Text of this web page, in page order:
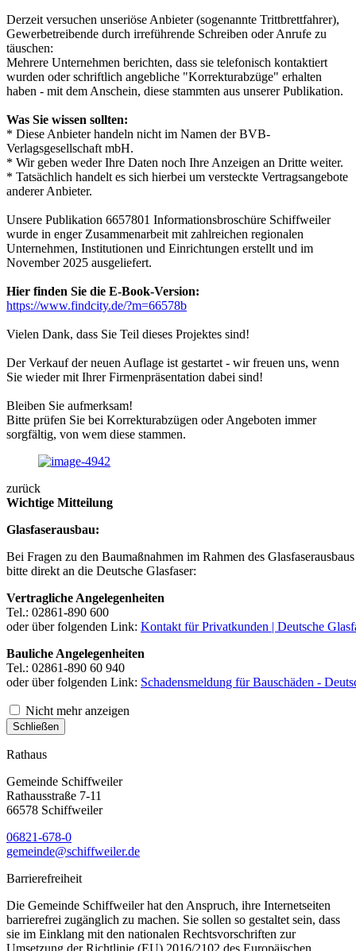
Derzeit versuchen unseriöse Anbieter (sogenannte Trittbrettfahrer),
Gewerbetreibende durch irreführende Schreiben oder Anrufe zu
täuschen:
Mehrere Unternehmen berichten, dass sie telefonisch kontaktiert
wurden oder schriftlich angebliche "Korrekturabzüge" erhalten
haben - mit dem Anschein, diese stammten aus unserer Publikation.
Was Sie wissen sollten:
* Diese Anbieter handeln nicht im Namen der BVB-
Verlagsgesellschaft mbH.
* Wir geben weder Ihre Daten noch Ihre Anzeigen an Dritte weiter.
* Tatsächlich handelt es sich hierbei um versteckte Vertragsangebote
anderer Anbieter.
Unsere Publikation 6657801 Informationsbroschüre Schiffweiler
wurde in enger Zusammenarbeit mit zahlreichen regionalen
Unternehmen, Institutionen und Einrichtungen erstellt und im
November 2025 ausgeliefert.
Hier finden Sie die E-Book-Version:
https://www.findcity.de/?m=66578b
Vielen Dank, dass Sie Teil dieses Projektes sind!
Der Verkauf der neuen Auflage ist gestartet - wir freuen uns, wenn
Sie wieder mit Ihrer Firmenpräsentation dabei sind!
Bleiben Sie aufmerksam!
Bitte prüfen Sie bei Korrekturabzügen oder Angeboten immer
sorgfältig, von wem diese stammen.
zurück
Wichtige Mitteilung
Glasfaserausbau:
Bei Fragen zu den Baumaßnahmen im Rahmen des
bitte direkt an die Deutsche Glasfaser:
Vertragliche Angelegenheiten
Tel.: 02861-890 600
oder über folgenden Link: Kontakt für Privatkunden | Deutsche
Bauliche Angelegenheiten
Tel.: 02861-890 60 940
oder über folgenden Link: Schadensmeldung für Bauschäden -
Nicht mehr anzeigen
Schließen
Rathaus
Gemeinde Schiffweiler
Rathausstraße 7-11
66578 Schiffweiler
06821-678-0
gemeinde@schiffweiler.de
Barrierefreiheit
Die Gemeinde Schiffweiler hat den Anspruch, ihre Internetseiten
barrierefrei zugänglich zu machen. Sie sollen so gestaltet sein, dass
sie im Einklang mit den nationalen Rechtsvorschriften zur
Umsetzung der Richtlinie (EU) 2016/2102 des Europäischen